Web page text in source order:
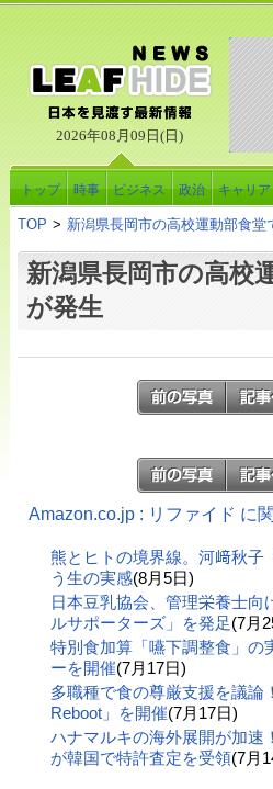
2026年08月09日(日)
トップ 時事 ビジネス 政治 キャリア
TOP > 新潟県長岡市の高校運動部食堂
新潟県長岡市の高校
が発生
Amazon.co.jp : リファイド に
熊とヒトの境界線。河﨑秋子
う生の実感(8月5日)
日本豆乳協会、管理栄養士向
ルサポーターズ」を発足(7月
特別食加算「嚥下調整食」の
ーを開催(7月17日)
多職種で食の尊厳支援を議論
Reboot」を開催(7月17日)
ハナマルキの海外展開が加速
が韓国で特許査定を受領(7月